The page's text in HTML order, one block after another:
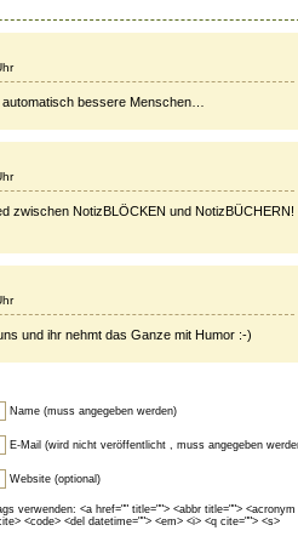
automatisch bessere Menschen…
zwischen NotizBLÖCKEN und NotizBÜCHERN!
und ihr nehmt das Ganze mit Humor :-)
Name (muss angegeben werden)
E-Mail (wird nicht veröffentlicht , muss angegeben
Website (optional)
verwenden: <a href="" title=""> <abbr title=""> <acronym
<code> <del datetime=""> <em> <i> <q cite=""> <s>